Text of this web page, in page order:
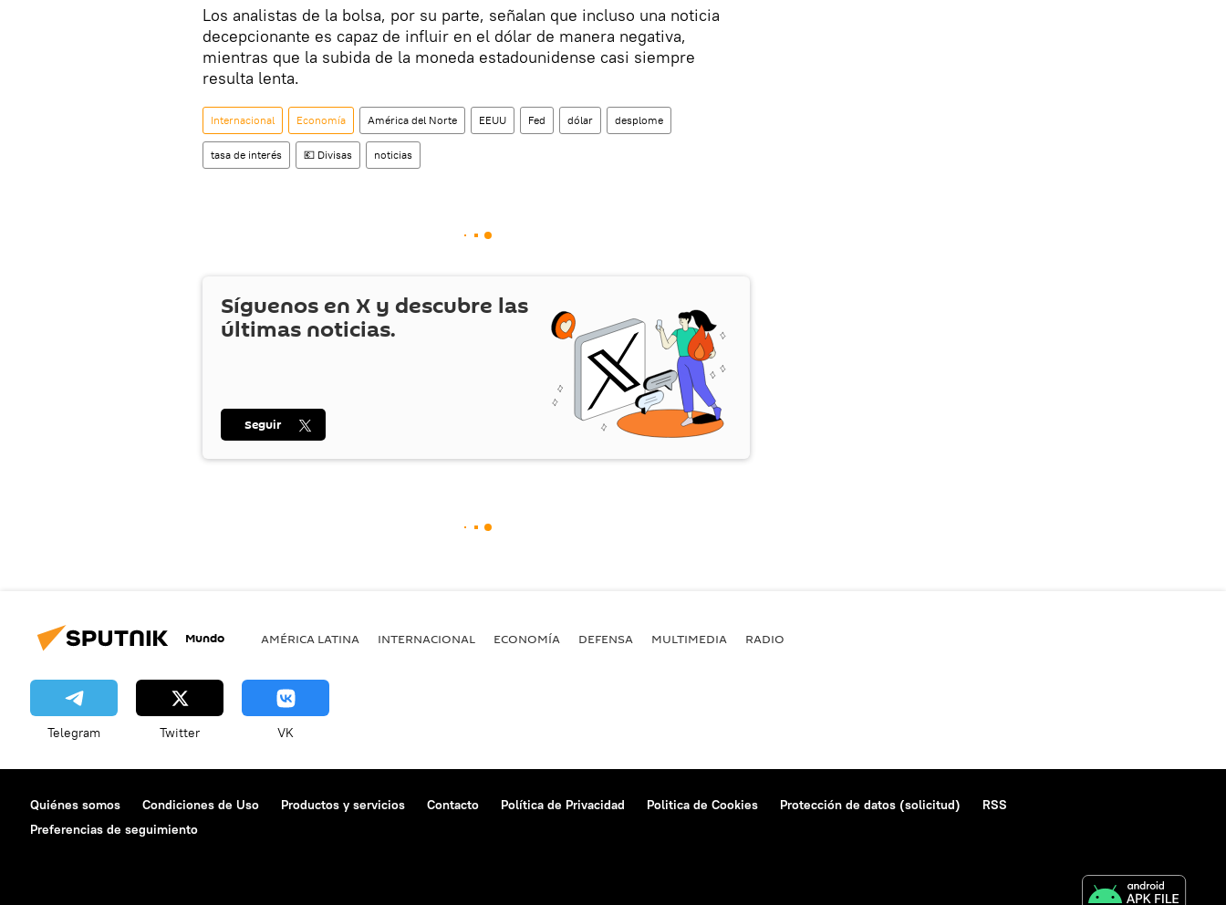
Los analistas de la bolsa, por su parte, señalan que incluso una noticia
decepcionante es capaz de influir en el dólar de manera negativa,
mientras que la subida de la moneda estadounidense casi siempre
resulta lenta.
Internacional Economía América del Norte EEUU Fed dólar desplome
tasa de interés 💶 Divisas noticias
Síguenos en X y descubre las
últimas noticias.
Seguir
Mundo AMÉRICA LATINA INTERNACIONAL ECONOMÍA DEFENSA MULTIMEDIA RADIO
Telegram Twitter VK
Quiénes somos Condiciones de Uso Productos y servicios Contacto Política de Privacidad Politica de Cookies Protección de datos (solicitud)
RSS
Preferencias de seguimiento